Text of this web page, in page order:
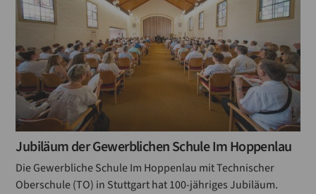
Jubiläum der Gewerblichen Schule Im Hoppenlau
Die Gewerbliche Schule Im Hoppenlau mit Technischer
Oberschule (TO) in Stuttgart hat 100-jähriges Jubiläum.